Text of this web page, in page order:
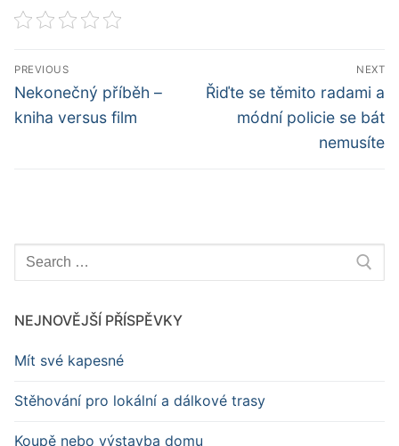
Navigace
pro
příspěvek
PREVIOUS
Předchozí
příspěvek
Nekonečný příběh –
kniha versus film
NEXT
Další
příspěvek
Řiďte se těmito radami a
módní policie se bát
nemusíte
Hledat:
NEJNOVĚJŠÍ PŘÍSPĚVKY
Mít své kapesné
Stěhování pro lokální a dálkové trasy
Koupě nebo výstavba domu